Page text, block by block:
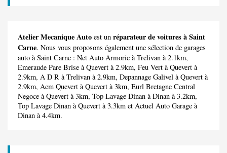
Atelier Mecanique Auto est un réparateur de voitures à Saint
Carne. Nous vous proposons également une sélection de garages
auto à Saint Carne : Net Auto Armoric à Trelivan à 2.1km,
Emeraude Pare Brise à Quevert à 2.9km, Feu Vert à Quevert à
2.9km, A D R à Trelivan à 2.9km, Depannage Galivel à Quevert à
2.9km, Acm Quevert à Quevert à 3km, Eurl Bretagne Central
Negoce à Quevert à 3km, Top Lavage Dinan à Dinan à 3.2km,
Top Lavage Dinan à Quevert à 3.3km et Actuel Auto Garage à
Dinan à 4.4km.